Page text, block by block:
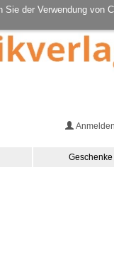
der Verwendung von
Anmelden
Geschenke